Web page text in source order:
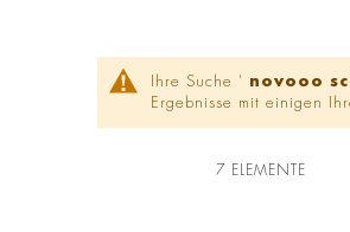
Ihre Suche ' novooo
Ergebnisse mit einigen
7 ELEMENTE